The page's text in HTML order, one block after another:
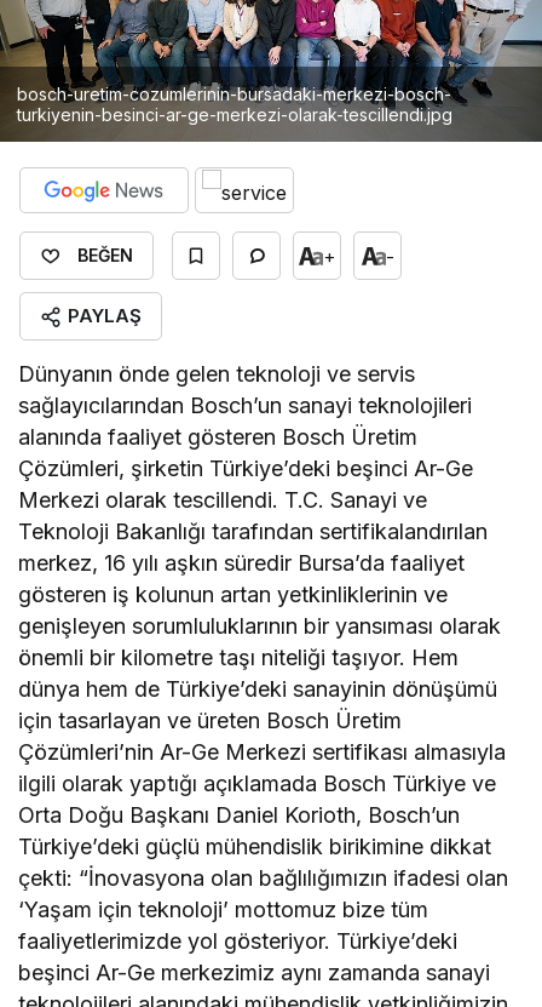
bosch-uretim-cozumlerinin-bursadaki-merkezi-bosch-
turkiyenin-besinci-ar-ge-merkezi-olarak-tescillendi.jpg
BEĞEN + -
PAYLAŞ
Dünyanın önde gelen teknoloji ve servis
sağlayıcılarından Bosch’un sanayi teknolojileri
alanında faaliyet gösteren Bosch Üretim
Çözümleri, şirketin Türkiye’deki beşinci Ar-Ge
Merkezi olarak tescillendi. T.C. Sanayi ve
Teknoloji Bakanlığı tarafından sertifikalandırılan
merkez, 16 yılı aşkın süredir Bursa’da faaliyet
gösteren iş kolunun artan yetkinliklerinin ve
genişleyen sorumluluklarının bir yansıması olarak
önemli bir kilometre taşı niteliği taşıyor. Hem
dünya hem de Türkiye’deki sanayinin dönüşümü
için tasarlayan ve üreten Bosch Üretim
Çözümleri’nin Ar-Ge Merkezi sertifikası almasıyla
ilgili olarak yaptığı açıklamada Bosch Türkiye ve
Orta Doğu Başkanı Daniel Korioth, Bosch’un
Türkiye’deki güçlü mühendislik birikimine dikkat
çekti: “İnovasyona olan bağlılığımızın ifadesi olan
‘Yaşam için teknoloji’ mottomuz bize tüm
faaliyetlerimizde yol gösteriyor. Türkiye’deki
beşinci Ar-Ge merkezimiz aynı zamanda sanayi